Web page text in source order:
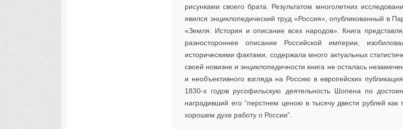
рисунками своего брата. Результатом многолетних
явился энциклопедический труд «Россия», опубликованный в
«Земля. История и описание всех народов». Книга
разностороннее описание Российской империи,
историческими фактами, содержала много актуальных
своей новизне и энциклопедичности книга не осталась
и необъективного взгляда на Россию в европейских
1830-х годов русофильскую деятельность Шопена по
наградивший его “перстнем ценою в тысячу двести рублей как
хорошем духе работу о России”.